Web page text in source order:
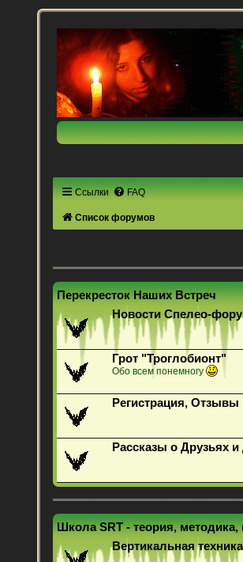
Ссылки FAQ
Список форумов
Перекресток Наших Встреч
Новости Спелео-
Грот "Троглобионт"
Обо всем понемногу
Регистрация, Отзывы
Рассказы о Друзьях и
Школа SRT - теория, методика,
Вертикальная